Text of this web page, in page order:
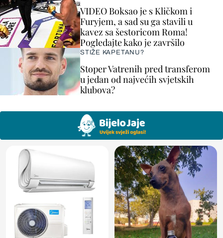
VIDEO Boksao je s Kličkom i
Furyjem, a sad su ga stavili u
kavez sa šestoricom Roma!
Pogledajte kako je završilo
STIŽE KAPETANU?
Stoper Vatrenih pred transferom
u jedan od najvećih svjetskih
klubova?